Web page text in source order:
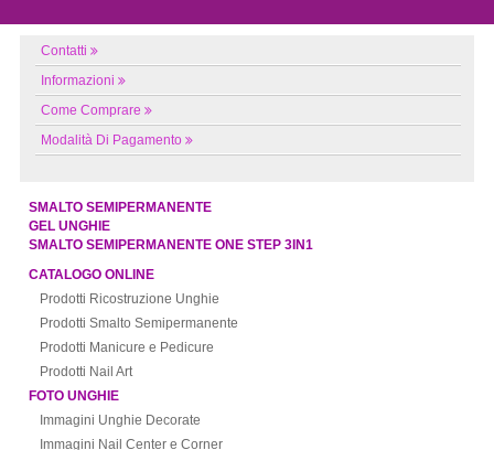
Contatti
Informazioni
Come Comprare
Modalità Di Pagamento
SMALTO SEMIPERMANENTE
GEL UNGHIE
SMALTO SEMIPERMANENTE ONE STEP 3IN1
CATALOGO ONLINE
Prodotti Ricostruzione Unghie
Prodotti Smalto Semipermanente
Prodotti Manicure e Pedicure
Prodotti Nail Art
FOTO UNGHIE
Immagini Unghie Decorate
Immagini Nail Center e Corner